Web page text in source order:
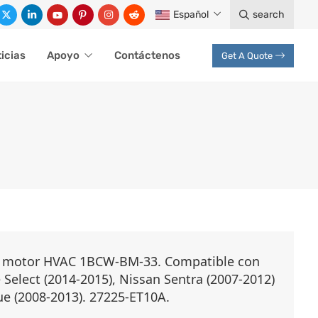
Español search
Apoyo Contáctenos Get A Quote
HVAC 1BCW-BM-33. Compatible con
(2014-2015), Nissan Sentra (2007-2012)
(2008-2013). 27225-ET10A.